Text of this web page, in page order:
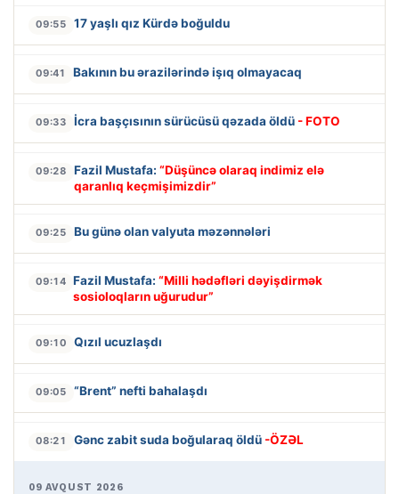
09:55 17 yaşlı qız Kürdə boğuldu
09:41 Bakının bu ərazilərində işıq olmayacaq
09:33 İcra başçısının sürücüsü qəzada öldü - FOTO
09:28 Fazil Mustafa: “Düşüncə olaraq indimiz elə
qaranlıq keçmişimizdir”
09:25 Bu günə olan valyuta məzənnələri
09:14 Fazil Mustafa: “Milli hədəfləri dəyişdirmək
sosioloqların uğurudur”
09:10 Qızıl ucuzlaşdı
09:05 “Brent” nefti bahalaşdı
08:21 Gənc zabit suda boğularaq öldü -ÖZƏL
09 AVQUST 2026